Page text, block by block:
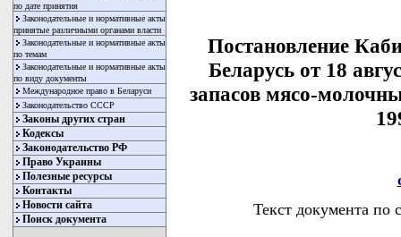
по дате принятия
Законодательные и нормативные акты
принятые различными органами власти
Законодательные и нормативные акты
по темам
Законодательные и нормативные акты
по виду документы
Международное право в Беларуси
Законодательство СССР
Законы других стран
Кодексы
Законодательство РФ
Право Украины
Полезные ресурсы
Контакты
Новости сайта
Поиск документа
Постановление
Беларусь от 18
запасов мясо-
Текст документа по